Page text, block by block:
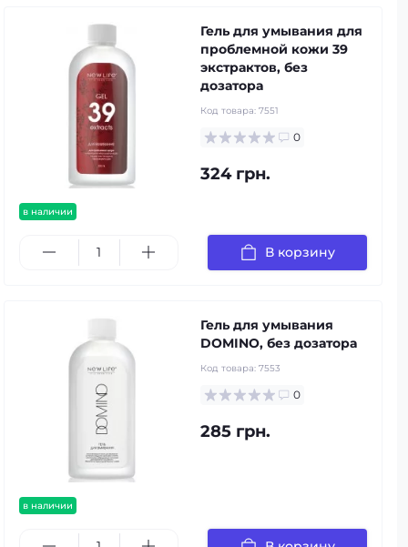
в наличии
Гель для умывания для
проблемной кожи 39
экстрактов, без
дозатора
Код товара: 7551
0
324 грн.
В корзину
в наличии
Гель для умывания
DOMINO, без дозатора
Код товара: 7553
0
285 грн.